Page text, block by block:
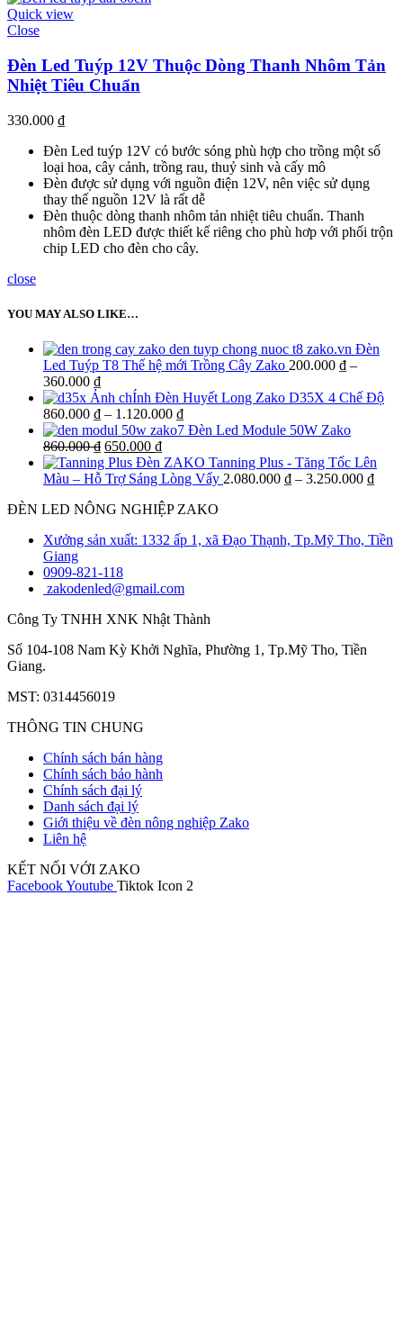
Quick view
Close
Đèn Led Tuýp 12V Thuộc Dòng Thanh Nhôm Tản
Nhiệt Tiêu Chuẩn
330.000 ₫
Đèn Led tuýp 12V có bước sóng phù hợp cho trồng một số
loại hoa, cây cảnh, trồng rau, thuỷ sinh và cấy mô
Đèn được sử dụng với nguồn điện 12V, nên việc sử dụng
thay thế nguồn 12V là rất dễ
Đèn thuộc dòng thanh nhôm tản nhiệt tiêu chuẩn. Thanh
nhôm đèn LED được thiết kế riêng cho phù hơp với phối trộn
chip LED cho đèn cho cây.
close
YOU MAY ALSO LIKE…
Đèn
Led Tuýp T8 Thế hệ mới Trồng Cây Zako 200.000 ₫ –
360.000 ₫
Đèn Huyết Long Zako D35X 4 Chế Độ
860.000 ₫ – 1.120.000 ₫
Đèn Led Module 50W Zako
860.000₫ 650.000 ₫
Đèn ZAKO Tanning Plus - Tăng Tốc Lên
Màu – Hỗ Trợ Sáng Lòng Vẩy 2.080.000 ₫ – 3.250.000 ₫
ĐÈN LED NÔNG NGHIỆP ZAKO
Xưởng sản xuất: 1332 ấp 1, xã Đạo Thạnh, Tp.Mỹ Tho, Tiền
Giang
0909-821-118
zakodenled@gmail.com
Công Ty TNHH XNK Nhật Thành
Số 104-108 Nam Kỳ Khởi Nghĩa, Phường 1, Tp.Mỹ Tho, Tiền
Giang.
MST: 0314456019
THÔNG TIN CHUNG
Chính sách bán hàng
Chính sách bảo hành
Chính sách đại lý
Danh sách đại lý
Giới thiệu về đèn nông nghiệp Zako
Liên hệ
KẾT NỐI VỚI ZAKO
FacebookYoutube Tiktok Icon 2